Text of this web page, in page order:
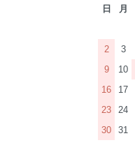
日 月
2
3
9
10
16
17
23
24
30
31